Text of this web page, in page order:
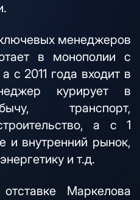
менеджеров
в монополии с
с 2011 года входит в
курирует в
транспорт,
а с 1
и внутренний рынок,
и т.д.
Маркелова